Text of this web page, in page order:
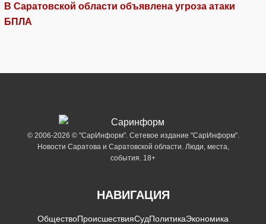
В Саратовской области объявлена угроза атаки
БПЛА
© 2006-2026 © "СарИнформ". Сетевое издание "СарИнформ".
Новости Саратова и Саратовской области. Люди, места,
события. 18+
НАВИГАЦИЯ
ОбществоПроисшествияСудПолитикаЭкономика